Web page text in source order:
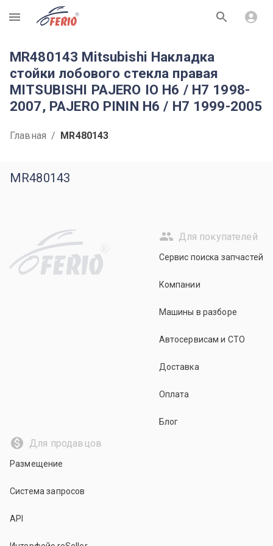
R
MR480143 Mitsubishi Накладка
стойки лобового стекла правая
MITSUBISHI PAJERO IO H6 / H7 1998-
2007, PAJERO PININ H6 / H7 1999-2005
Главная / MR480143
MR480143
R
Для покупателей
Сервис поиска запчастей
Компании
Машины в разборе
Автосервисам и СТО
Доставка
Оплата
Блог
Для продавцов
Размещение
Система запросов
API